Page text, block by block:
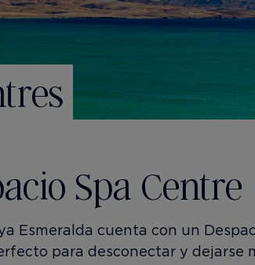
Spa Centre
Esmeralda cuenta con un
para desconectar y dejarse